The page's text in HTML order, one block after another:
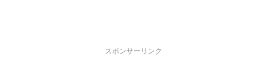
スポンサーリンク